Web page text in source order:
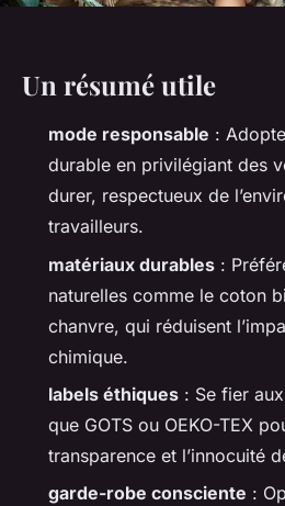
Un résumé utile
mode responsable :
durable en privilégiant des
durer, respectueux de
travailleurs.
matériaux durables :
naturelles comme le coton
chanvre, qui réduisent
chimique.
labels éthiques : Se fier
que GOTS ou OEKO-TEX
transparence et l’innocuité
garde-robe consciente :